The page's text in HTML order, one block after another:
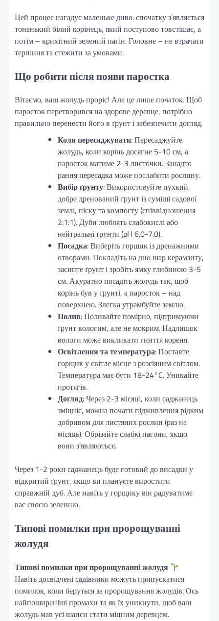
Цей процес нагадує маленьке диво: спочатку з’являється
тоненький білий корінець, який поступово товстішає, а
потім – крихітний зелений пагін. Головне – не втрачати
терпіння та стежити за умовами.
Що робити після появи паростка
Вітаємо, ваш жолудь проріс! Але це лише початок. Щоб
паросток перетворився на здорове деревце, потрібно
правильно перенести його в ґрунт і забезпечити догляд.
Коли пересаджувати: Пересаджуйте
жолудь, коли корінь досягне 5-10 см, а
паросток матиме 2-3 листочки. Занадто
рання пересадка може послабити рослину.
Вибір ґрунту: Використовуйте пухкий,
добре дренований ґрунт із суміші садової
землі, піску та компосту (співвідношення
2:1:1). Дуби люблять слабокислі або
нейтральні ґрунти (pH 6.0-7.0).
Посадка: Виберіть горщик із дренажними
отворами. Покладіть на дно шар керамзиту,
засипте ґрунт і зробіть ямку глибиною 3-5
см. Акуратно посадіть жолудь так, щоб
корінь був у ґрунті, а паросток – над
поверхнею. Злегка утрамбуйте землю.
Полив: Поливайте помірно, підтримуючи
ґрунт вологим, але не мокрим. Надлишок
вологи може викликати гниття кореня.
Освітлення та температура: Поставте
горщик у світле місце з розсіяним світлом.
Температура має бути 18-24°C. Уникайте
протягів.
Догляд: Через 2-3 місяці, коли саджанець
зміцніє, можна почати підживлення рідким
добривом для листяних рослин (раз на
місяць). Обрізайте слабкі пагони, якщо
вони з’являються.
Через 1-2 роки саджанець буде готовий до висадки у
відкритий ґрунт, якщо ви плануєте виростити
справжній дуб. Але навіть у горщику він радуватиме
вас своєю зеленню.
Типові помилки при пророщуванні
жолудя
Типові помилки при пророщуванні жолудя
Навіть досвідчені садівники можуть припускатися
помилок, коли беруться за пророщування жолудів. Ось
найпоширеніші промахи та як їх уникнути, щоб ваш
жолудь мав усі шанси стати міцним деревцем.